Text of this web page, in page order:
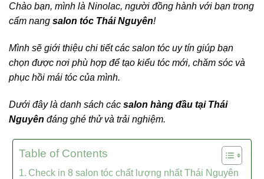
Chào bạn, mình là Ninolac, người đồng hành với bạn trong
cẩm nang salon tóc Thái Nguyên!
Mình sẽ giới thiệu chi tiết các salon tóc uy tín giúp bạn
chọn được nơi phù hợp để tạo kiểu tóc mới, chăm sóc và
phục hồi mái tóc của mình.
Dưới đây là danh sách các salon hàng đầu tại Thái
Nguyên đáng ghé thử và trải nghiệm.
Table of Contents
Check in 8 salon tóc chất lượng nhất Thái Nguyên